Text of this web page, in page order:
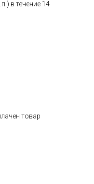
в течение 14
товар